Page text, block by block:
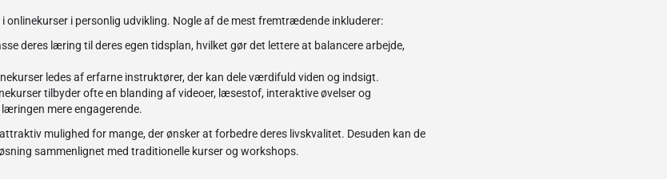
onlinekurser i personlig udvikling. Nogle af de mest fremtrædende inkluderer:
deres læring til deres egen tidsplan, hvilket gør det lettere at balancere arbejde,
ledes af erfarne instruktører, der kan dele værdifuld viden og indsigt.
tilbyder ofte en blanding af videoer, læsestof, interaktive øvelser og
mere engagerende.
mulighed for mange, der ønsker at forbedre deres livskvalitet. Desuden kan de
sammenlignet med traditionelle kurser og workshops.